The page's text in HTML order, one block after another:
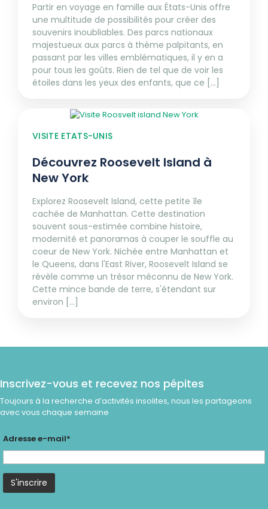
Partir en voyage en famille aux États-Unis offre
une multitude de possibilités pour créer des
souvenirs inoubliables. Des parcs nationaux
majestueux aux parcs à thème palpitants, en
passant par les villes emblématiques, il y en a
pour tous les goûts. Rien de tel que de voir les
étoiles dans les yeux des enfants, que ce [...]
VISITE ETATS-UNIS
Découvrez Roosevelt Island à
New York
Explorez Roosevelt Island, cette petite île
cachée de Manhattan. Cette destination
souvent sous-estimée combine histoire,
modernité et panoramas à couper le souffle au
coeur de New York. Nichée entre Manhattan et
le Queens, dans l'East River, Roosevelt Island se
révèle comme un trésor méconnu de New York.
Cette mince bande de terre, s'étendant sur
environ [...]
Inscrivez-vous et recevez nos pépites
Toujours à la recherche d’activités insolites, nous les partageons
avec vous chaque semaine
Adresse e-mail*